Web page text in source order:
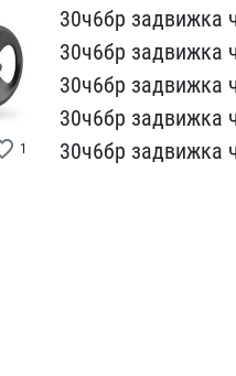
1
30ч6бр задви​жка
30ч6бр задвижка
30ч6бр задвижка
30ч​6бр задвижка
30ч6бр з​адвижка